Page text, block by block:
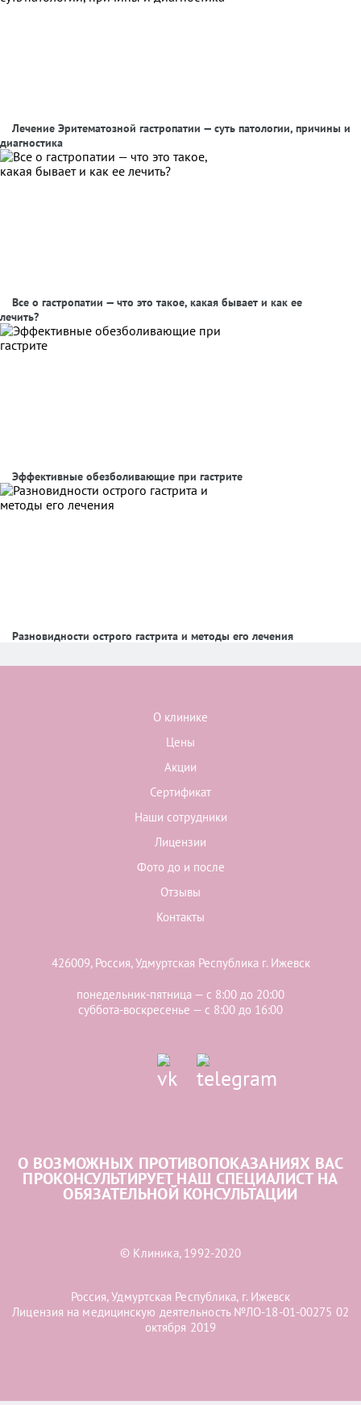
Лечение Эритематозной гастропатии — суть патологии, причины и
диагностика
Все о гастропатии — что это такое, какая бывает и как ее
лечить?
Эффективные обезболивающие при гастрите
Разновидности острого гастрита и методы его лечения
О клинике
Цены
Акции
Сертификат
Наши сотрудники
Лицензии
Фото до и после
Отзывы
Контакты
426009, Россия, Удмуртская Республика г. Ижевск
понедельник-пятница — с 8:00 до 20:00
суббота-воскресенье — с 8:00 до 16:00
О ВОЗМОЖНЫХ ПРОТИВОПОКАЗАНИЯХ ВАС
ПРОКОНСУЛЬТИРУЕТ НАШ СПЕЦИАЛИСТ НА
ОБЯЗАТЕЛЬНОЙ КОНСУЛЬТАЦИИ
© Клиника, 1992-2020
Россия, Удмуртская Республика, г. Ижевск
Лицензия на медицинскую деятельность №ЛО-18-01-00275 02
октября 2019